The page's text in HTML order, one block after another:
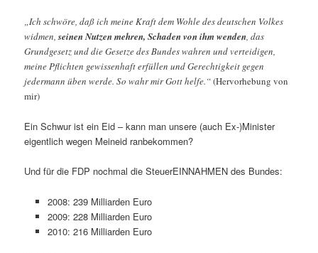
„Ich schwöre, daß ich meine Kraft dem Wohle des deutschen Volkes
widmen,seinen Nutzen mehren, Schaden von ihm wenden, das
Grundgesetz und die Gesetze des Bundes wahren und verteidigen,
meine Pflichten gewissenhaft erfüllen und Gerechtigkeit gegen
jedermann üben werde. So wahr mir Gott helfe.“(Hervorhebung von
mir)
Ein Schwur ist ein Eid – kann man unsere (auch Ex-)Minister
eigentlich wegen Meineid ranbekommen?
Und für die FDP nochmal die SteuerEINNAHMEN des Bundes:
2008: 239 Milliarden Euro
2009: 228 Milliarden Euro
2010: 216 Milliarden Euro